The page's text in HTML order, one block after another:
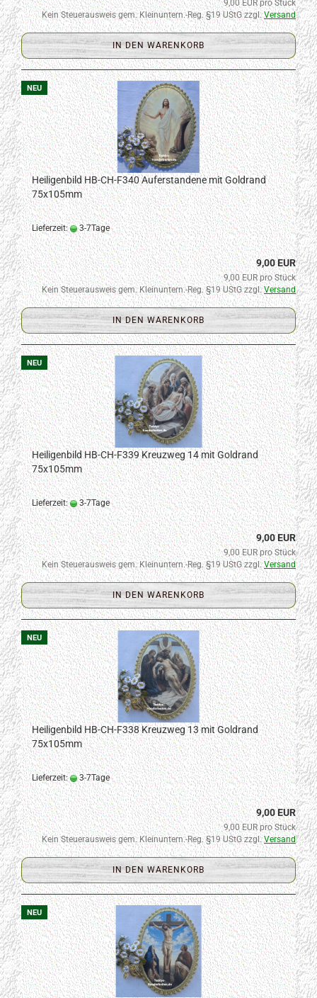
9,00 EUR pro Stück
Kein Steuerausweis gem. Kleinuntern.-Reg. §19 UStG zzgl.Versand
IN DEN WARENKORB
NEU
Heiligenbild HB-CH-F340 Auferstandene mit Goldrand
75x105mm
Lieferzeit: 3-7Tage
9,00 EUR
9,00 EUR pro Stück
Kein Steuerausweis gem. Kleinuntern.-Reg. §19 UStG zzgl.Versand
IN DEN WARENKORB
NEU
Heiligenbild HB-CH-F339 Kreuzweg 14 mit Goldrand
75x105mm
Lieferzeit: 3-7Tage
9,00 EUR
9,00 EUR pro Stück
Kein Steuerausweis gem. Kleinuntern.-Reg. §19 UStG zzgl.Versand
IN DEN WARENKORB
NEU
Heiligenbild HB-CH-F338 Kreuzweg 13 mit Goldrand
75x105mm
Lieferzeit: 3-7Tage
9,00 EUR
9,00 EUR pro Stück
Kein Steuerausweis gem. Kleinuntern.-Reg. §19 UStG zzgl.Versand
IN DEN WARENKORB
NEU